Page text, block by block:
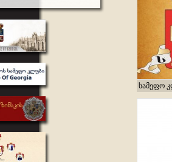
სამეფო